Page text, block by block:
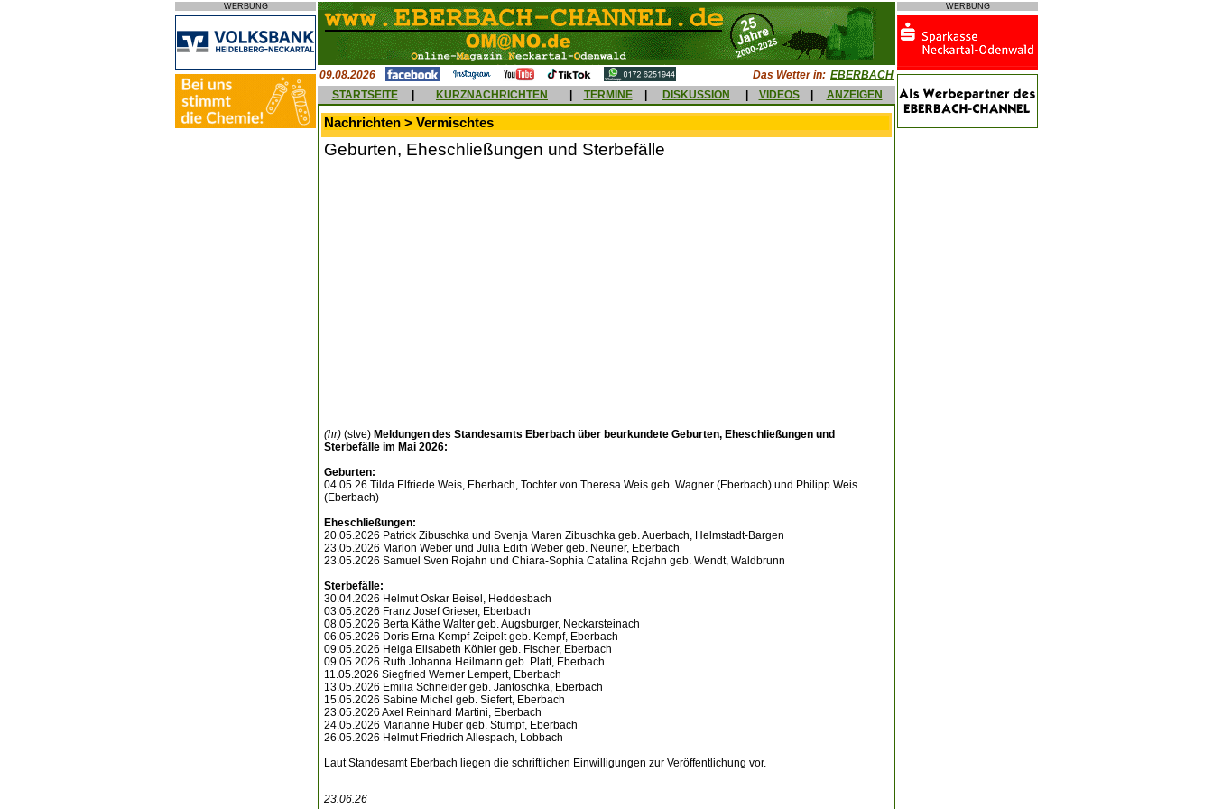
WERBUNG
09.08.2026 Das Wetter in: EBERBACH
STARTSEITE
KURZNACHRICHTEN TERMINE DISKUSSION VIDEOS ANZEIGEN
Nachrichten > Vermischtes
Geburten, Eheschließungen und Sterbefälle
(hr) (stve) Meldungen des Standesamts Eberbach über beurkundete Geburten, Eheschließungen und
Sterbefälle im Mai 2026:
Geburten:
04.05.26 Tilda Elfriede Weis, Eberbach, Tochter von Theresa Weis geb. Wagner (Eberbach) und Philipp Weis
(Eberbach)
Eheschließungen:
20.05.2026 Patrick Zibuschka und Svenja Maren Zibuschka geb. Auerbach, Helmstadt-Bargen
23.05.2026 Marlon Weber und Julia Edith Weber geb. Neuner, Eberbach
23.05.2026 Samuel Sven Rojahn und Chiara-Sophia Catalina Rojahn geb. Wendt, Waldbrunn
Sterbefälle:
30.04.2026 Helmut Oskar Beisel, Heddesbach
03.05.2026 Franz Josef Grieser, Eberbach
08.05.2026 Berta Käthe Walter geb. Augsburger, Neckarsteinach
06.05.2026 Doris Erna Kempf-Zeipelt geb. Kempf, Eberbach
09.05.2026 Helga Elisabeth Köhler geb. Fischer, Eberbach
09.05.2026 Ruth Johanna Heilmann geb. Platt, Eberbach
11.05.2026 Siegfried Werner Lempert, Eberbach
13.05.2026 Emilia Schneider geb. Jantoschka, Eberbach
15.05.2026 Sabine Michel geb. Siefert, Eberbach
23.05.2026 Axel Reinhard Martini, Eberbach
24.05.2026 Marianne Huber geb. Stumpf, Eberbach
26.05.2026 Helmut Friedrich Allespach, Lobbach
Laut Standesamt Eberbach liegen die schriftlichen Einwilligungen zur Veröffentlichung vor.
23.06.26
WERBUNG